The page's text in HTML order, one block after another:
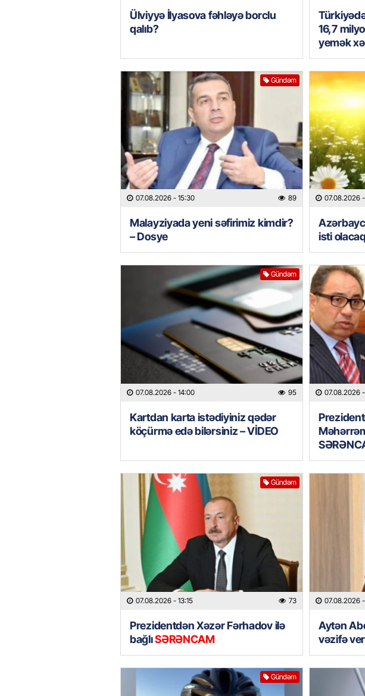
Ülviyyə İlyasova fəhləyə borclu
qalıb?
16,7
yemək
Gündəm
07.08.2026 - 15:30 89
Malayziyada yeni səfirimiz kimdir?
– Dosye
07.08.2026
isti olacaq
Gündəm
07.08.2026 - 14:00 95
Kartdan karta istədiyiniz qədər
köçürmə edə bilərsiniz – VİDEO
07.08.2026
Gündəm
07.08.2026 - 13:15 73
Prezidentdən Xəzər Fərhadov ilə
bağlıSƏRƏNCAM
07.08.2026
Aytən
vəzifə
Gündəm